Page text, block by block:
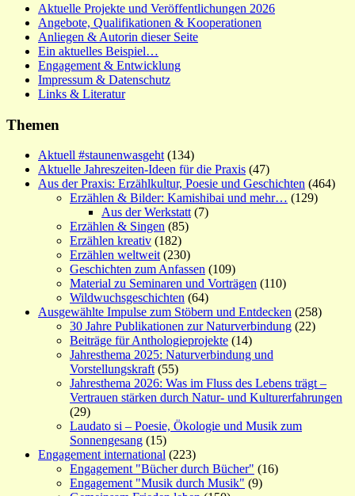
Aktuelle Projekte und Veröffentlichungen 2026
Angebote, Qualifikationen & Kooperationen
Anliegen & Autorin dieser Seite
Ein aktuelles Beispiel…
Engagement & Entwicklung
Impressum & Datenschutz
Links & Literatur
Themen
Aktuell #staunenwasgeht (134)
Aktuelle Jahreszeiten-Ideen für die Praxis (47)
Aus der Praxis: Erzählkultur, Poesie und Geschichten (464)
Erzählen & Bilder: Kamishibai und mehr… (129)
Aus der Werkstatt (7)
Erzählen & Singen (85)
Erzählen kreativ (182)
Erzählen weltweit (230)
Geschichten zum Anfassen (109)
Material zu Seminaren und Vorträgen (110)
Wildwuchsgeschichten (64)
Ausgewählte Impulse zum Stöbern und Entdecken (258)
30 Jahre Publikationen zur Naturverbindung (22)
Beiträge für Anthologieprojekte (14)
Jahresthema 2025: Naturverbindung und
Vorstellungskraft (55)
Jahresthema 2026: Was im Fluss des Lebens trägt –
Vertrauen stärken durch Natur- und Kulturerfahrungen
(29)
Laudato si – Poesie, Ökologie und Musik zum
Sonnengesang (15)
Engagement international (223)
Engagement "Bücher durch Bücher" (16)
Engagement "Musik durch Musik" (9)